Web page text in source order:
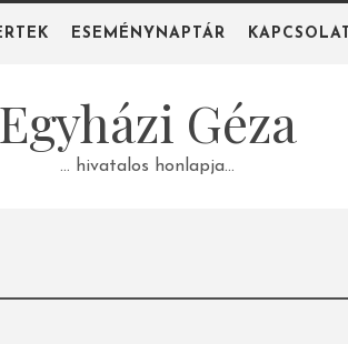
ESEMÉNYNAPTÁR KAPCSOLAT
Egyházi Géza
… hivatalos honlapja…